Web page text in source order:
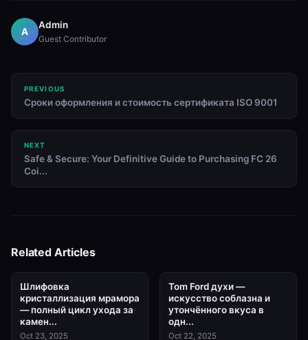
A
Admin
Guest Contributor
PREVIOUS
Сроки оформления и стоимость сертификата ISO 9001
NEXT
Safe & Secure: Your Definitive Guide to Purchasing FC 26
Coi...
Related Articles
Шлифовка
кристаллизация мрамора
— полный цикл ухода за
камен...
Oct 23, 2025
Tom Ford духи —
искусство соблазна и
утончённого вкуса в
одн...
Oct 22, 2025